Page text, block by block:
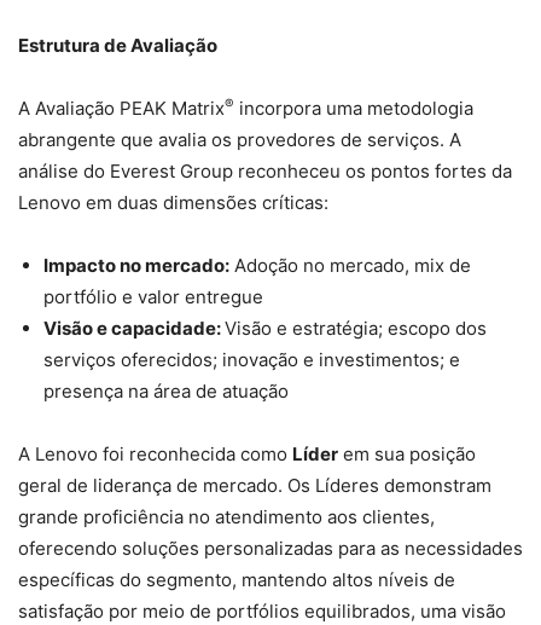
Estrutura de Avaliação
A Avaliação PEAK Matrix® incorpora uma metodologia
abrangente que avalia os provedores de serviços. A
análise do Everest Group reconheceu os pontos fortes da
Lenovo em duas dimensões críticas:
Impacto no mercado: Adoção no mercado, mix de
portfólio e valor entregue
Visão e capacidade:Visão e estratégia; escopo dos
serviços oferecidos; inovação e investimentos; e
presença na área de atuação
A Lenovo foi reconhecida como Líder em sua posição
geral de liderança de mercado. Os Líderes demonstram
grande proficiência no atendimento aos clientes,
oferecendo soluções personalizadas para as necessidades
específicas do segmento, mantendo altos níveis de
satisfação por meio de portfólios equilibrados, uma visão